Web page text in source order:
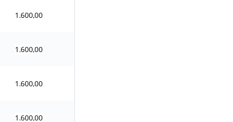
1.600,00
1.600,00
1.600,00
1.600,00